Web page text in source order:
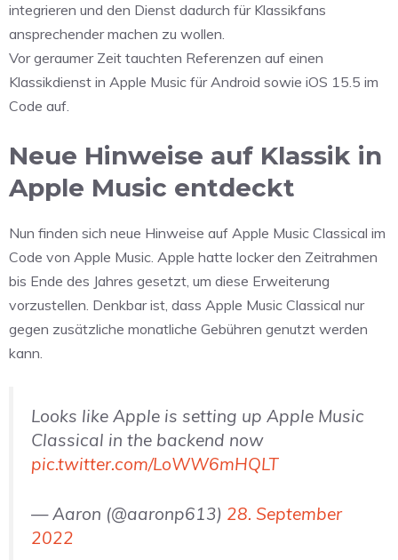
integrieren und den Dienst dadurch für Klassikfans
ansprechender machen zu wollen.
Vor geraumer Zeit tauchten Referenzen auf einen
Klassikdienst in Apple Music für Android sowie iOS 15.5 im
Code auf.
Neue Hinweise auf Klassik in
Apple Music entdeckt
Nun finden sich neue Hinweise auf Apple Music Classical im
Code von Apple Music. Apple hatte locker den Zeitrahmen
bis Ende des Jahres gesetzt, um diese Erweiterung
vorzustellen. Denkbar ist, dass Apple Music Classical nur
gegen zusätzliche monatliche Gebühren genutzt werden
kann.
Looks like Apple is setting up Apple Music
Classical in the backend now
pic.twitter.com/LoWW6mHQLT
— Aaron (@aaronp613) 28. September
2022